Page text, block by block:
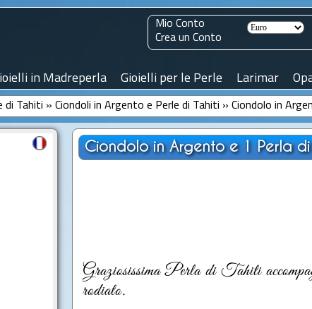
Mio Conto
Crea un Conto
in Madreperla Gioielli per le Perle Larimar
di Tahiti » Ciondoli in Argento e Perle di Tahiti » Ciondolo in
Ciondolo in Argento e 1 Perla
Graziosissima Perla di Tahiti
rodiato.